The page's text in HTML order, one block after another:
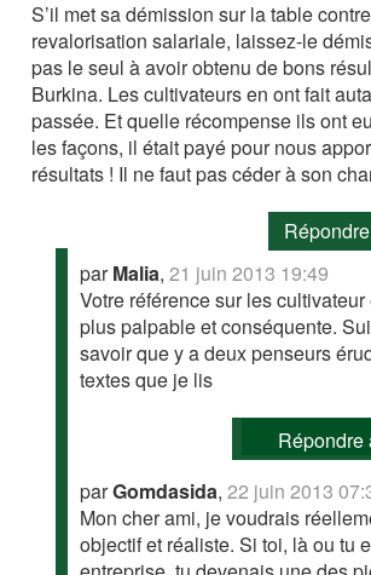
S’il met sa démission sur la table
revalorisation salariale, laissez-le
pas le seul à avoir obtenu de bons
Burkina. Les cultivateurs en ont fait
passée. Et quelle récompense ils ont
les façons, il était payé pour nous
résultats ! Il ne faut pas céder à son
parMalia,21 juin 2013 19:49
Votre référence sur les
plus palpable et conséquente.
savoir que y a deux penseurs
textes que je lis
Répondre
parGomdasida,22 juin 2013
Mon cher ami, je voudrais
objectif et réaliste. Si toi, là ou tu